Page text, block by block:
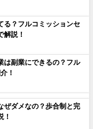
る？フルコミッションセ
解説！
は副業にできるの？フル
！
ぜダメなの？歩合制と完
！